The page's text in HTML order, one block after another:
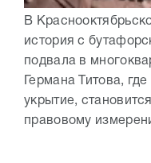
В
история с
подвала в
Германа Титова,
укрытие,
правовому